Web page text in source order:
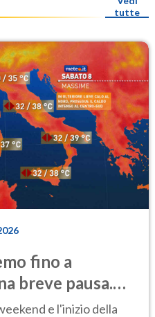
tutte
fino a
breve pausa.
e l'inizio della